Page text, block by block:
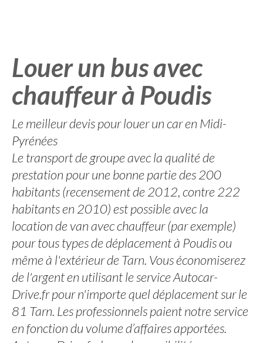
Louer un bus avec
chauffeur à Poudis
Le meilleur devis pour louer un car en Midi-
Pyrénées
Le transport de groupe avec la qualité de
prestation pour une bonne partie des 200
habitants (recensement de 2012, contre 222
habitants en 2010) est possible avec la
location de van avec chauffeur (par exemple)
pour tous types de déplacement à Poudis ou
même à l'extérieur de Tarn. Vous économiserez
de l'argent en utilisant le service Autocar-
Drive.fr pour n'importe quel déplacement sur le
81 Tarn. Les professionnels paient notre service
en fonction du volume d’affaires apportées.